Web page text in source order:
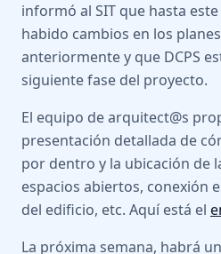
informó al SIT que hasta
habido cambios en los
anteriormente y que DCPS
siguiente fase del proyecto.
El equipo de arquitect@s
presentación detallada de
por dentro y la ubicación de
espacios abiertos, conexión
del edificio, etc. Aquí está el
La próxima semana, habrá